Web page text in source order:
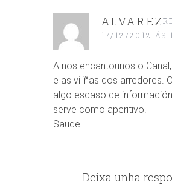
ALVAREZ
17/12/2012 ÁS
A nos encantounos o
e as viliñas dos arredores.
algo escaso de
serve como aperitivo.
Saude
Deixa unha